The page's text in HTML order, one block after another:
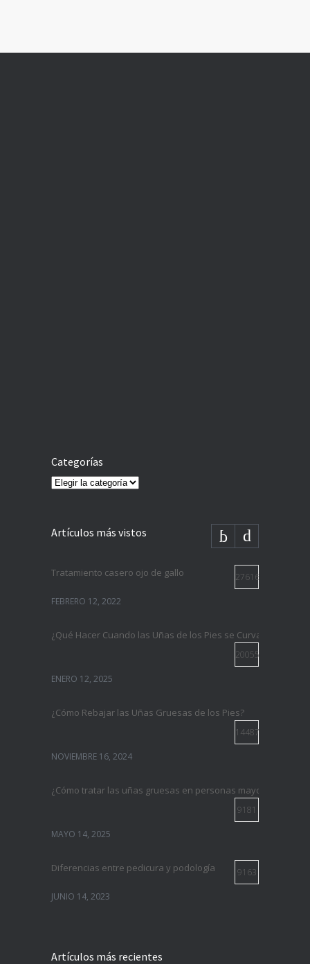
Categorías
Categorías
Artículos más vistos
Tratamiento casero ojo de gallo 27616
FEBRERO 12, 2022
¿Qué Hacer Cuando las Uñas de los Pies se Curvan?
20055
ENERO 12, 2025
¿Cómo Rebajar las Uñas Gruesas de los Pies?
14487
NOVIEMBRE 16, 2024
¿Cómo tratar las uñas gruesas en personas mayores?
9181
MAYO 14, 2025
Diferencias entre pedicura y podología 9163
JUNIO 14, 2023
Artículos más recientes